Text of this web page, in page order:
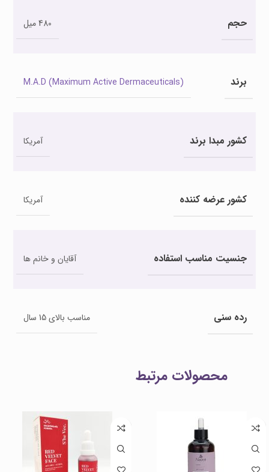
حجم 480 میل
برند M.A.D (Maximum Active Dermaceuticals)
کشور مبدا برند آمریکا
کشور عرضه کننده آمریکا
جنسیت مناسب استفاده آقایان و خانم ها
رده سنی مناسب بالای 15 سال
محصولات مرتبط